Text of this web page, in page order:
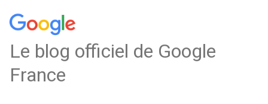
Le blog officiel de Google
France